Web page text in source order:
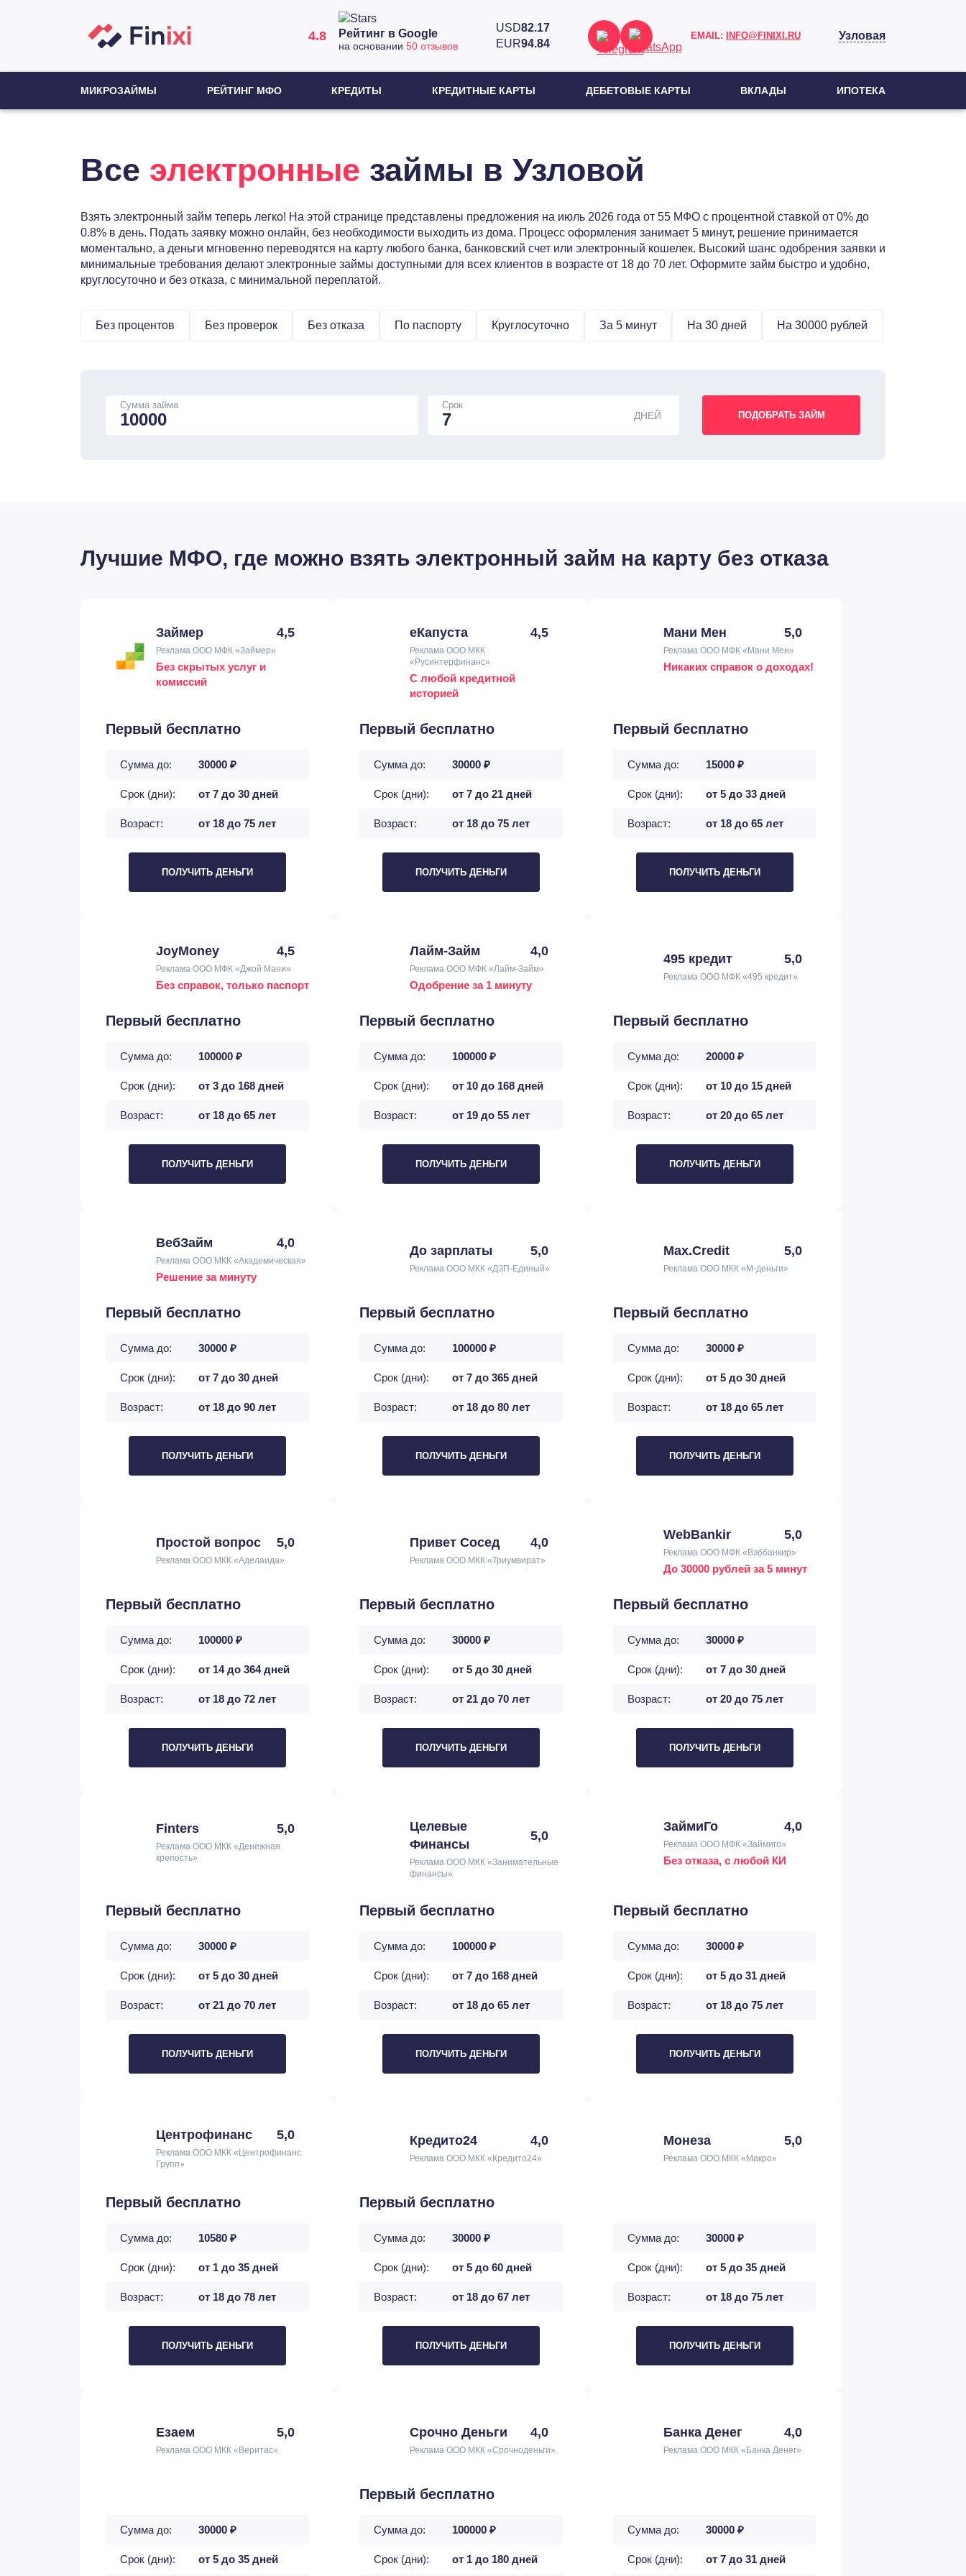
4.8 Рейтинг в Google
на основании 50 отзывов
USD82.17
EUR94.84
EMAIL: INFO@FINIXI.RU Узловая
МИКРОЗАЙМЫ РЕЙТИНГ МФО КРЕДИТЫ КРЕДИТНЫЕ КАРТЫ ДЕБЕТОВЫЕ КАРТЫ ВКЛАДЫ ИПОТЕКА
Все электронные займы в Узловой
Взять электронный займ теперь легко! На этой странице представлены предложения на июль 2026 года от 55 МФО с процентной ставкой от 0% до
0.8% в день. Подать заявку можно онлайн, без необходимости выходить из дома. Процесс оформления занимает 5 минут, решение принимается
моментально, а деньги мгновенно переводятся на карту любого банка, банковский счет или электронный кошелек. Высокий шанс одобрения заявки и
минимальные требования делают электронные займы доступными для всех клиентов в возрасте от 18 до 70 лет. Оформите займ быстро и удобно,
круглосуточно и без отказа, с минимальной переплатой.
Без процентов Без проверок Без отказа По паспорту Круглосуточно За 5 минут На 30 дней На 30000 рублей
Сумма займа
Срок
ДНЕЙ
Лучшие МФО, где можно взять электронный займ на карту без отказа
Займер 4,5
Реклама ООО МФК «Займер»
Без скрытых услуг и
комиссий
Первый бесплатно
Сумма до: 30000 ₽
Срок (дни): от 7 до 30 дней
Возраст: от 18 до 75 лет
ПОЛУЧИТЬ ДЕНЬГИ
еКапуста 4,5
Реклама ООО МКК
«Русинтерфинанс»
С любой кредитной
историей
Первый бесплатно
Сумма до: 30000 ₽
Срок (дни): от 7 до 21 дней
Возраст: от 18 до 75 лет
ПОЛУЧИТЬ ДЕНЬГИ
Мани Мен 5,0
Реклама ООО МФК «Мани Мен»
Никаких справок о доходах!
Первый бесплатно
Сумма до: 15000 ₽
Срок (дни): от 5 до 33 дней
Возраст: от 18 до 65 лет
ПОЛУЧИТЬ ДЕНЬГИ
JoyMoney 4,5
Реклама ООО МФК «Джой Мани»
Без справок, только паспорт
Первый бесплатно
Сумма до: 100000 ₽
Срок (дни): от 3 до 168 дней
Возраст: от 18 до 65 лет
ПОЛУЧИТЬ ДЕНЬГИ
Лайм-Займ 4,0
Реклама ООО МФК «Лайм-Займ»
Одобрение за 1 минуту
Первый бесплатно
Сумма до: 100000 ₽
Срок (дни): от 10 до 168 дней
Возраст: от 19 до 55 лет
ПОЛУЧИТЬ ДЕНЬГИ
495 кредит 5,0
Реклама ООО МФК «495 кредит»
Первый бесплатно
Сумма до: 20000 ₽
Срок (дни): от 10 до 15 дней
Возраст: от 20 до 65 лет
ПОЛУЧИТЬ ДЕНЬГИ
ВебЗайм 4,0
Реклама ООО МКК «Академическая»
Решение за минуту
Первый бесплатно
Сумма до: 30000 ₽
Срок (дни): от 7 до 30 дней
Возраст: от 18 до 90 лет
ПОЛУЧИТЬ ДЕНЬГИ
До зарплаты 5,0
Реклама ООО МКК «ДЗП-Единый»
Первый бесплатно
Сумма до: 100000 ₽
Срок (дни): от 7 до 365 дней
Возраст: от 18 до 80 лет
ПОЛУЧИТЬ ДЕНЬГИ
Max.Credit 5,0
Реклама ООО МКК «М-деньги»
Первый бесплатно
Сумма до: 30000 ₽
Срок (дни): от 5 до 30 дней
Возраст: от 18 до 65 лет
ПОЛУЧИТЬ ДЕНЬГИ
Простой вопрос 5,0
Реклама ООО МКК «Аделаида»
Первый бесплатно
Сумма до: 100000 ₽
Срок (дни): от 14 до 364 дней
Возраст: от 18 до 72 лет
ПОЛУЧИТЬ ДЕНЬГИ
Привет Сосед 4,0
Реклама ООО МКК «Триумвират»
Первый бесплатно
Сумма до: 30000 ₽
Срок (дни): от 5 до 30 дней
Возраст: от 21 до 70 лет
ПОЛУЧИТЬ ДЕНЬГИ
WebBankir 5,0
Реклама ООО МФК «Вэббанкир»
До 30000 рублей за 5 минут
Первый бесплатно
Сумма до: 30000 ₽
Срок (дни): от 7 до 30 дней
Возраст: от 20 до 75 лет
ПОЛУЧИТЬ ДЕНЬГИ
Finters 5,0
Реклама ООО МКК «Денежная
крепость»
Первый бесплатно
Сумма до: 30000 ₽
Срок (дни): от 5 до 30 дней
Возраст: от 21 до 70 лет
ПОЛУЧИТЬ ДЕНЬГИ
Целевые
Финансы
5,0
Реклама ООО МКК «Занимательные
финансы»
Первый бесплатно
Сумма до: 100000 ₽
Срок (дни): от 7 до 168 дней
Возраст: от 18 до 65 лет
ПОЛУЧИТЬ ДЕНЬГИ
ЗаймиГо 4,0
Реклама ООО МФК «Займиго»
Без отказа, с любой КИ
Первый бесплатно
Сумма до: 30000 ₽
Срок (дни): от 5 до 31 дней
Возраст: от 18 до 75 лет
ПОЛУЧИТЬ ДЕНЬГИ
Центрофинанс 5,0
Реклама ООО МКК «Центрофинанс
Групп»
Первый бесплатно
Сумма до: 10580 ₽
Срок (дни): от 1 до 35 дней
Возраст: от 18 до 78 лет
ПОЛУЧИТЬ ДЕНЬГИ
Кредито24 4,0
Реклама ООО МКК «Кредито24»
Первый бесплатно
Сумма до: 30000 ₽
Срок (дни): от 5 до 60 дней
Возраст: от 18 до 67 лет
ПОЛУЧИТЬ ДЕНЬГИ
Монеза 5,0
Реклама ООО МКК «Макро»
Сумма до: 30000 ₽
Срок (дни): от 5 до 35 дней
Возраст: от 18 до 75 лет
ПОЛУЧИТЬ ДЕНЬГИ
Езаем 5,0
Реклама ООО МКК «Веритас»
Сумма до: 30000 ₽
Срок (дни): от 5 до 35 дней
Срочно Деньги 4,0
Реклама ООО МКК «Срочноденьги»
Первый бесплатно
Сумма до: 100000 ₽
Срок (дни): от 1 до 180 дней
Банка Денег 4,0
Реклама ООО МКК «Банка Денег»
Сумма до: 30000 ₽
Срок (дни): от 7 до 31 дней